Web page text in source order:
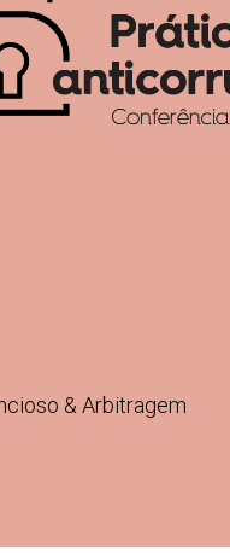
& Arbitragem